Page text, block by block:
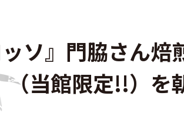
ソ』門脇さん焙
（当館限定!!）を